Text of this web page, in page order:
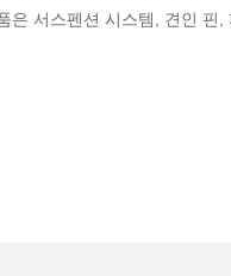
서스펜션 시스템, 견인